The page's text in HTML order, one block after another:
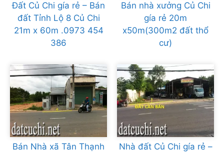
Đất Củ Chi gía rẻ – Bán
đất Tỉnh Lộ 8 Củ Chi
21m x 60m .0973 454
386
Bán nhà xưởng Củ Chi
gía rẻ 20m
x50m(300m2 đất thổ
cư)
Bán Nhà xã Tân Thạnh
Nhà đất Củ Chi gía rẻ –